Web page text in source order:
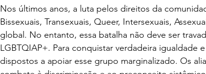
Nos últimos anos, a luta pelos direitos da
Bissexuais, Transexuais, Queer, Intersexuais,
global. No entanto, essa batalha não deve ser
LGBTQIAP+. Para conquistar verdadeira igualdade
dispostos a apoiar esse grupo marginalizado. Os